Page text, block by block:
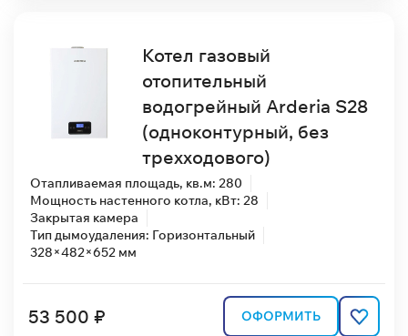
Котел газовый
отопительный
водогрейный Arderia S28
(одноконтурный, без
трехходового)
Отапливаемая площадь, кв.м: 280
Мощность настенного котла, кВт: 28
Закрытая камера
Тип дымоудаления: Горизонтальный
328×482×652 мм
53 500 ₽ ОФОРМИТЬ